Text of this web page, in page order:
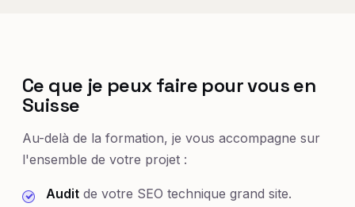
Ce que je peux faire pour vous en
Suisse
Au-delà de la formation, je vous accompagne sur
l'ensemble de votre projet :
Audit de votre SEO technique grand site.